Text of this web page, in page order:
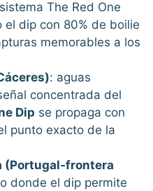
The Red One
el dip con 80% de boilie
memorables a los
: aguas
concentrada del
Dip se propaga con
punto exacto de la
(Portugal-frontera
donde el dip permite